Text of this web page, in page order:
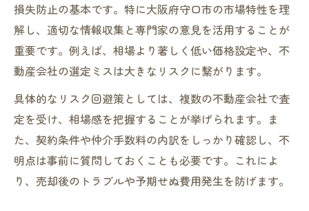
損失防止の基本です。特に大阪府守口市の市場特性を理
解し、適切な情報収集と専門家の意見を活用することが
重要です。例えば、相場より著しく低い価格設定や、不
動産会社の選定ミスは大きなリスクに繋がります。
具体的なリスク回避策としては、複数の不動産会社で査
定を受け、相場感を把握することが挙げられます。ま
た、契約条件や仲介手数料の内訳をしっかり確認し、不
明点は事前に質問しておくことも必要です。これによ
り、売却後のトラブルや予期せぬ費用発生を防げます。